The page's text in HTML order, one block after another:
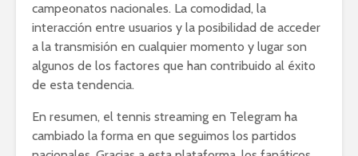
campeonatos nacionales. La comodidad, la
interacción entre usuarios y la posibilidad de acceder
a la transmisión en cualquier momento y lugar son
algunos de los factores que han contribuido al éxito
de esta tendencia.
En resumen, el tennis streaming en Telegram ha
cambiado la forma en que seguimos los partidos